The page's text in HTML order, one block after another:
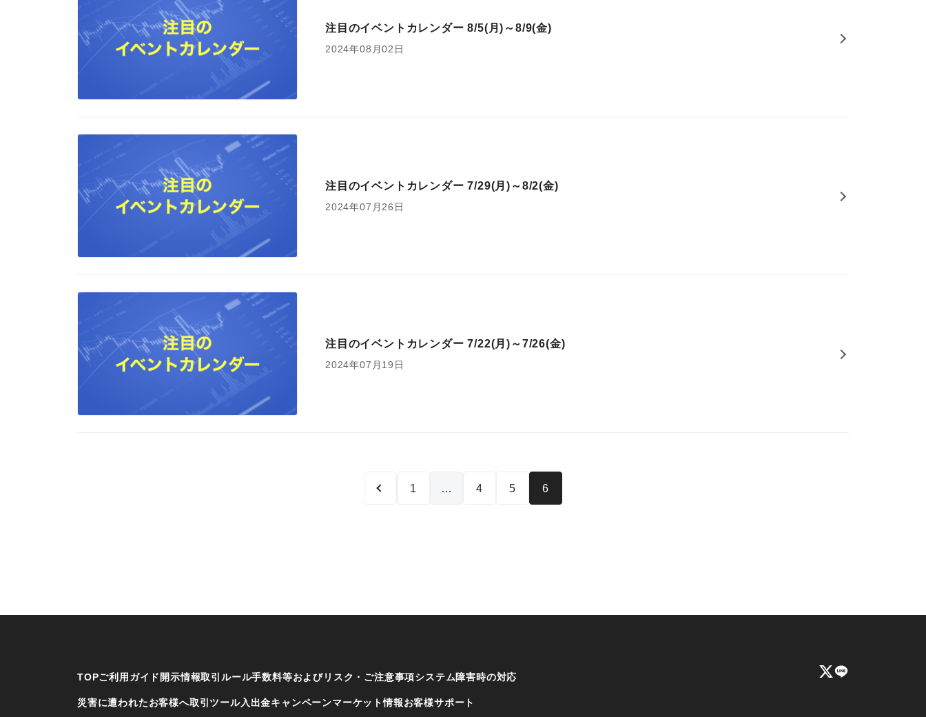
注目のイベントカレンダー 8/5(月)～8/9(金)
2024年08月02日
注目のイベントカレンダー 7/29(月)～8/2(金)
2024年07月26日
注目のイベントカレンダー 7/22(月)～7/26(金)
2024年07月19日
1 … 4 5 6
TOPご利用ガイド 開示情報取引ルール手数料等およびリスク・ご注意事項システム障害時の対応
災害に遭われたお客様へ取引ツール入出金キャンペーンマーケット情報お客様サポート